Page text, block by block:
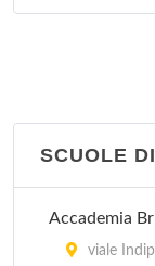
via Undici
SCUOLE
Accademia
viale